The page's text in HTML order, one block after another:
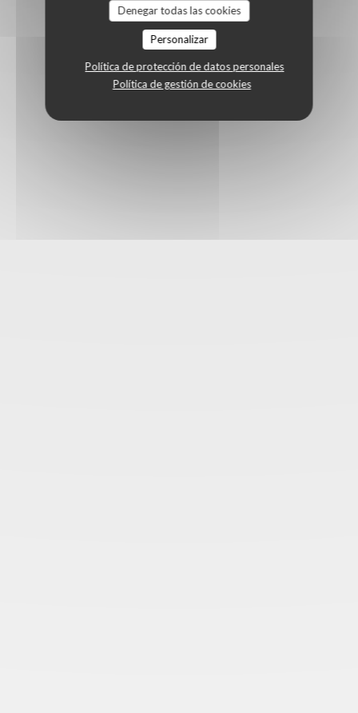
Denegar todas las cookies
Personalizar
Política de protección de datos personales
Política de gestión de cookies